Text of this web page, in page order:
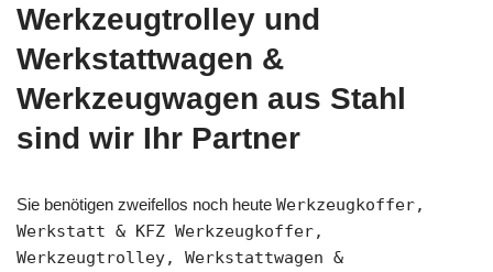
Werkzeugtrolley und
Werkstattwagen &
Werkzeugwagen aus Stahl
sind wir Ihr Partner
Sie benötigen zweifellos noch heute Werkzeugkoffer,
Werkstatt & KFZ Werkzeugkoffer,
Werkzeugtrolley, Werkstattwagen &